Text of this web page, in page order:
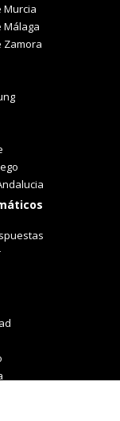
Murcia
Málaga
Zamora